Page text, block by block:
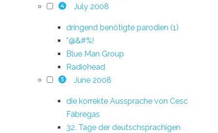
4 July 2008
dringend benötigte parodien (1)
*@&#%!
Blue Man Group
Radiohead
5 June 2008
die korrekte Aussprache von Cesc
Fàbregas
32. Tage der deutschsprachigen